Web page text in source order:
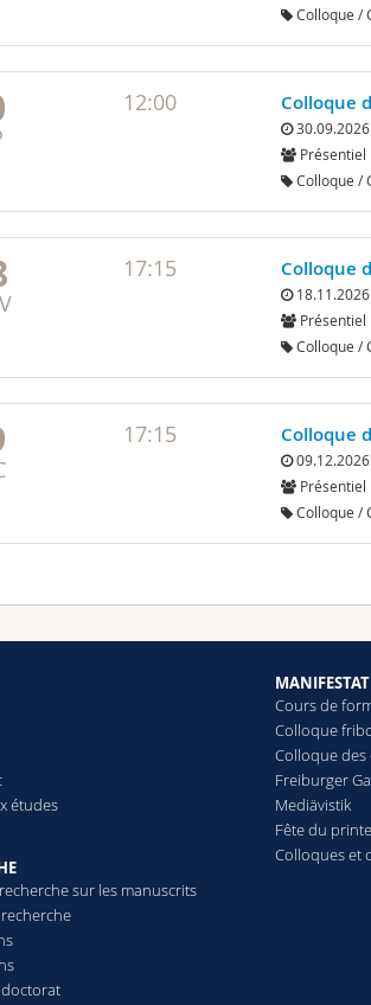
Colloque /
12:00 Colloque
Présentiel
Colloque /
17:15 Colloque
Présentiel
Colloque /
17:15 Colloque
Présentiel
Colloque /
études
sur les manuscrits
doctorat
Cours de
Colloque
Colloque des
Freiburger
Mediävistik
Fête du
Colloques et